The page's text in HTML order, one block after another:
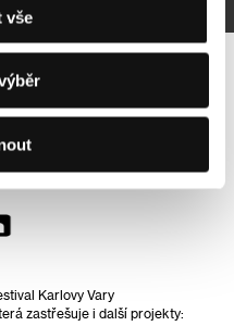
vše
na síti:
Karlovy Vary
zastřešuje i další projekty: